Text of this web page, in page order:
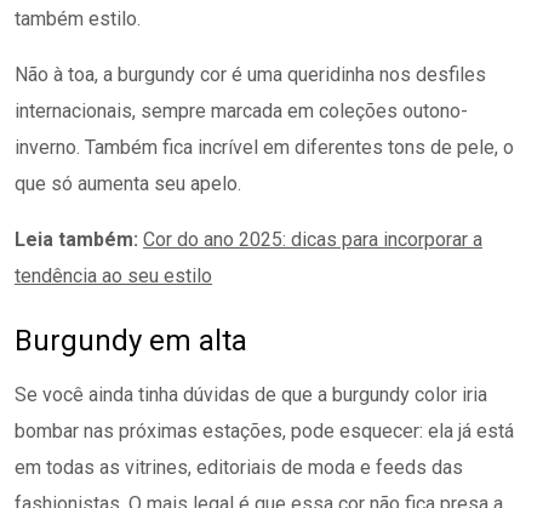
também estilo.
Não à toa, a burgundy cor é uma queridinha nos desfiles
internacionais, sempre marcada em coleções outono-
inverno. Também fica incrível em diferentes tons de pele, o
que só aumenta seu apelo.
Leia também: Cor do ano 2025: dicas para incorporar a
tendência ao seu estilo
Burgundy em alta
Se você ainda tinha dúvidas de que a burgundy color iria
bombar nas próximas estações, pode esquecer: ela já está
em todas as vitrines, editoriais de moda e feeds das